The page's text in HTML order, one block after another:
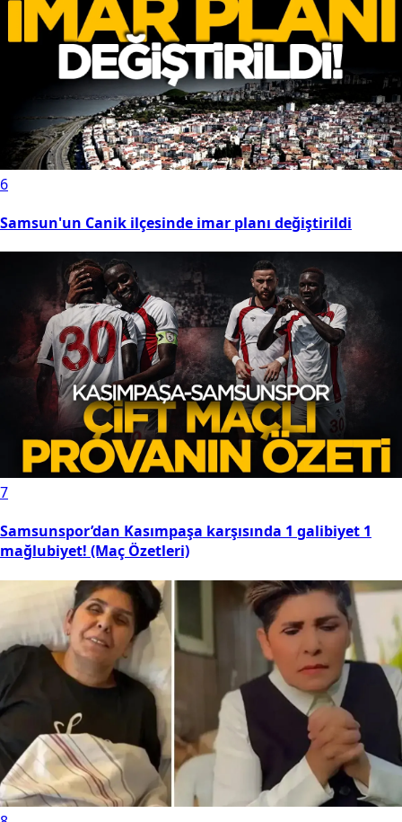
6
Samsun'un Canik ilçesinde imar planı değiştirildi
7
Samsunspor’dan Kasımpaşa karşısında 1 galibiyet 1
mağlubiyet! (Maç Özetleri)